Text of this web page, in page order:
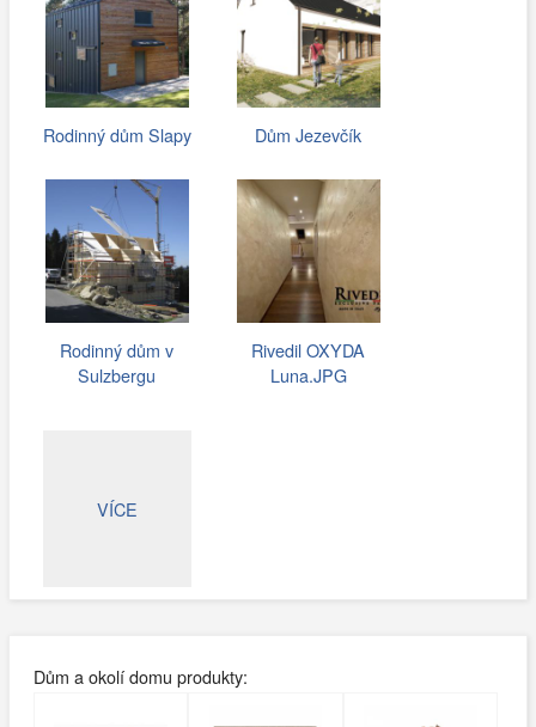
Rodinný dům Slapy Dům Jezevčík
Rodinný dům v
Sulzbergu
Rivedil OXYDA
Luna.JPG
VÍCE
Dům a okolí domu produkty: